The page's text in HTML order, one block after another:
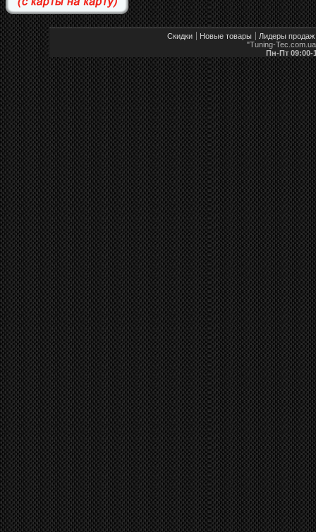
Скидки Новые товары
Лидеры продаж
"Tuning-
Пн-Пт 09:00-